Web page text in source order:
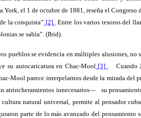
el 1 de octubre de 1881, reseña el
la conquista” [2] . Entre los varios tesoros del
se sabía”. (Ibid).
se evidencia en múltiples alusiones,
su autocaricatura en Chac-Mool [3] .
Cuando
Mool parece interpelarnos desde la mirada
atrincheramientos innecesarios—
su
natural universal, permite al pensador
parte de lo más avanzado del